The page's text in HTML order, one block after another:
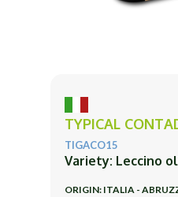
TYPICAL
TIGACO15
Variety: Leccino
ORIGIN: ITALIA -